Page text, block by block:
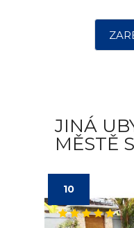
JINÁ
MĚSTĚ
10